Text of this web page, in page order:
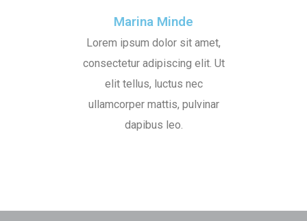
Marina Minde
Lorem ipsum dolor sit amet,
consectetur adipiscing elit. Ut
elit tellus, luctus nec
ullamcorper mattis, pulvinar
dapibus leo.